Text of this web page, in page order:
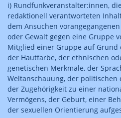
i) Rundfunkveranstalter:innen,
redaktionell verantworteten
dem Ansuchen
oder Gewalt gegen eine Gruppe
Mitglied einer Gruppe auf Grund
der Hautfarbe, der ethnischen
genetischen Merkmale, der
Weltanschauung, der politischen
der Zugehörigkeit zu einer
Vermögens, der Geburt, einer
der sexuellen Orientierung